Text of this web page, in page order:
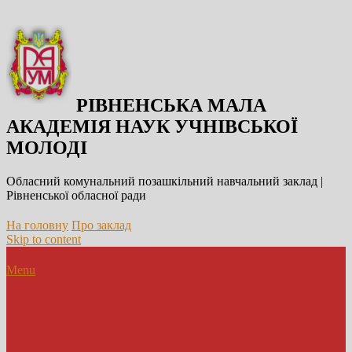
РІВНЕНСЬКА МАЛА
АКАДЕМІЯ НАУК УЧНІВСЬКОЇ
МОЛОДІ
Обласний комунальний позашкільний навчальний заклад |
Рівненської обласної ради
На головну Про заклад
Skip to content
Menu